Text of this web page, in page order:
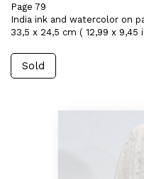
Page 79
India ink and watercolor on
33,5 x 24,5 cm ( 12,99 x 9,45
Sold